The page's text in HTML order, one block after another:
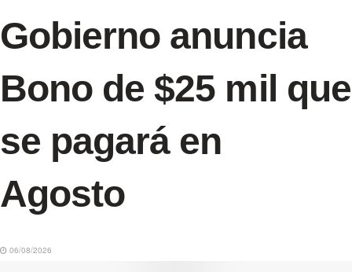
Gobierno anuncia
Bono de $25 mil que
se pagará en
Agosto
06/08/2026